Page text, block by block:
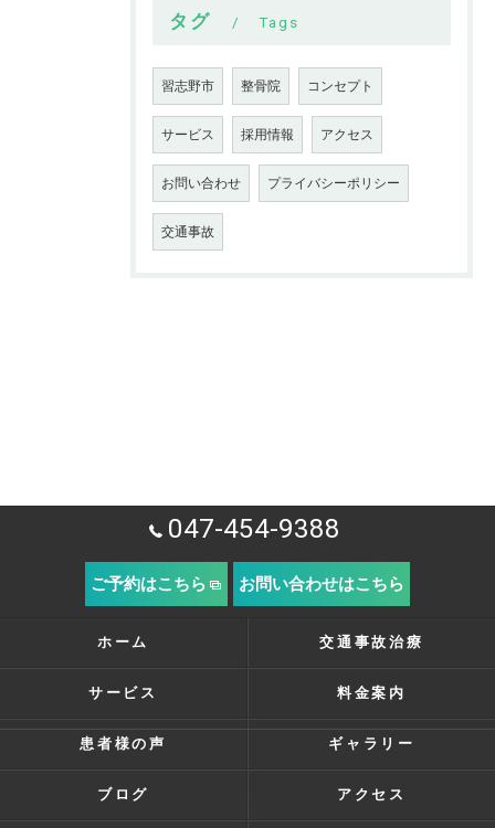
タグ Tags
習志野市 整骨院 コンセプト
サービス 採用情報 アクセス
お問い合わせ プライバシーポリシー
交通事故
047-454-9388
ご予約はこちら お問い合わせはこちら
ホーム 交通事故治療
サービス 料金案内
患者様の声 ギャラリー
ブログ アクセス